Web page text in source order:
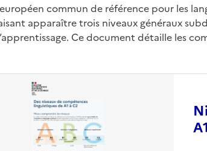
commun de référence pour les
apparaître trois niveaux généraux
Ce document détaille les